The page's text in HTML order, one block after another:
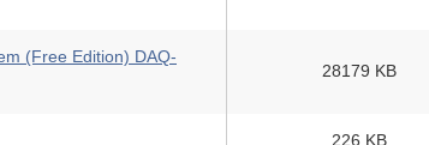
(Free Edition) DAQ-
28179 KB
226 KB